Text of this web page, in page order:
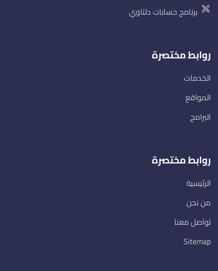
برنامج حسابات دلتاوي
روابط مختصرة
الخدمات
المواقع
البرامج
روابط مختصرة
الرئيسية
من نحن
تواصل معنا
Sitemap